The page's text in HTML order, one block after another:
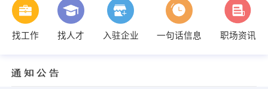
找工作 找人才 入驻企业 一句话信息 职场资讯